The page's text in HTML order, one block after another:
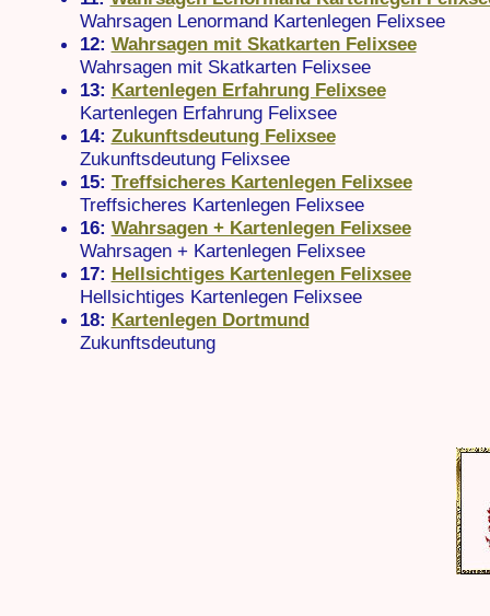
Wahrsagen Lenormand Kartenlegen Felixsee
12: Wahrsagen mit Skatkarten Felixsee
Wahrsagen mit Skatkarten Felixsee
13: Kartenlegen Erfahrung Felixsee
Kartenlegen Erfahrung Felixsee
14: Zukunftsdeutung Felixsee
Zukunftsdeutung Felixsee
15: Treffsicheres Kartenlegen Felixsee
Treffsicheres Kartenlegen Felixsee
16: Wahrsagen + Kartenlegen Felixsee
Wahrsagen + Kartenlegen Felixsee
17: Hellsichtiges Kartenlegen Felixsee
Hellsichtiges Kartenlegen Felixsee
18: Kartenlegen Dortmund
Zukunftsdeutung